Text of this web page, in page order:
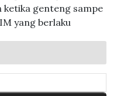
ketika genteng sampe
yang berlaku